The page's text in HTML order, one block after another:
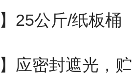
25公斤/纸板桶
应密封遮光，贮